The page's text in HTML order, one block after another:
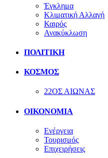
Έγκλημα
Κλιματική Αλλαγή
Καιρός
Ανακύκλωση
ΠΟΛΙΤΙΚΗ
ΚΟΣΜΟΣ
22ΟΣ ΑΙΩΝΑΣ
ΟΙΚΟΝΟΜΙΑ
Ενέργεια
Τουρισμός
Επιχειρήσεις